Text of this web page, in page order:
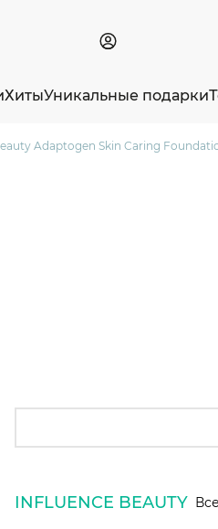
ХитыУникальные подарки
Adaptogen Skin Caring
INFLUENCE BEAUTY